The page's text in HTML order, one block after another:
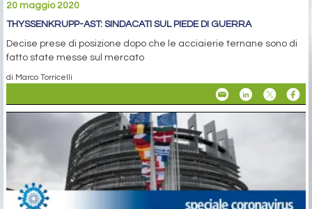
20 maggio 2020
THYSSENKRUPP-AST: SINDACATI SUL PIEDE DI GUERRA
Decise prese di posizione dopo che le acciaierie ternane sono di
fatto state messe sul mercato
di Marco Torricelli